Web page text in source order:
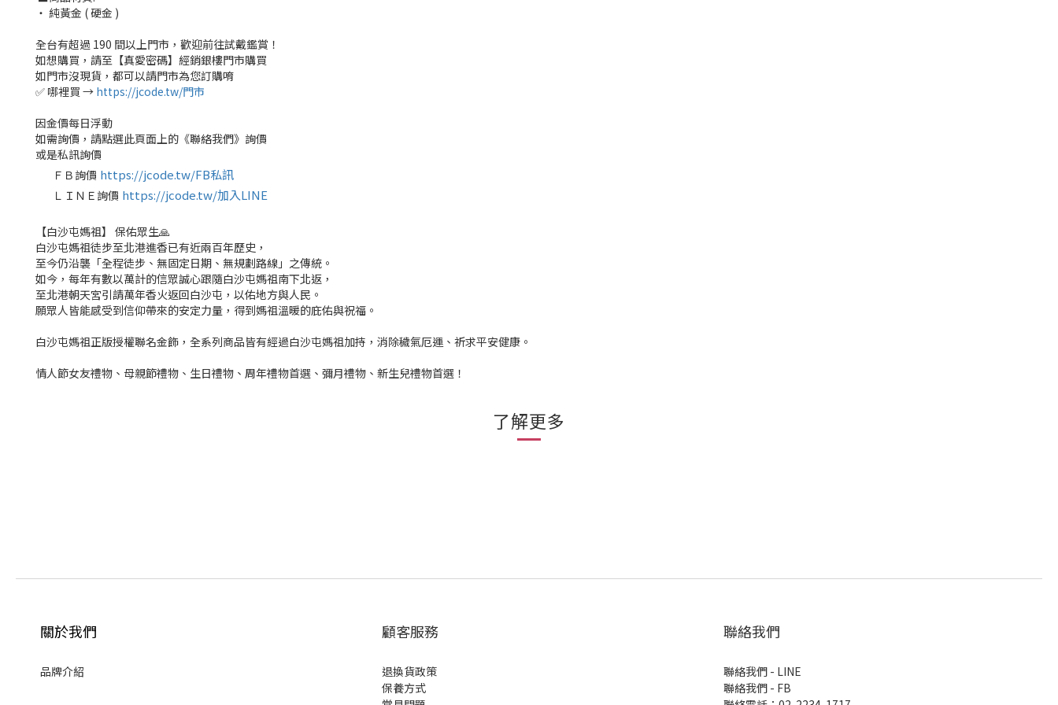
‧ 純黃金 ( 硬金 )
全台有超過 190 間以上門市，歡迎前往試戴鑑賞！
如想購買，請至【真愛密碼】經銷銀樓門市購買
如門市沒現貨，都可以請門市為您訂購唷
✅ 哪裡買 → https://jcode.tw/門市
因金價每日浮動
如需詢價，請點選此頁面上的《聯絡我們》詢價
或是私訊詢價
ＦＢ詢價 https://jcode.tw/FB私訊
ＬＩＮＥ詢價 https://jcode.tw/加入LINE
【白沙屯媽祖】 保佑眾生🙏
白沙屯媽祖徒步至北港進香已有近兩百年歷史，
至今仍沿襲「全程徒步、無固定日期、無規劃路線」之傳統。
如今，每年有數以萬計的信眾誠心跟隨白沙屯媽祖南下北返，
至北港朝天宮引請萬年香火返回白沙屯，以佑地方與人民。
願眾人皆能感受到信仰帶來的安定力量，得到媽祖溫暖的庇佑與祝福。
白沙屯媽祖正版授權聯名金飾，全系列商品皆有經過白沙屯媽祖加持，消除穢氣厄運、祈求平安健康。
情人節女友禮物、母親節禮物、生日禮物、周年禮物首選、彌月禮物、新生兒禮物首選！
了解更多
關於我們
品牌介紹
顧客服務
退換貨政策
保養方式
聯絡我們
聯絡我們 - LINE
聯絡我們 - FB